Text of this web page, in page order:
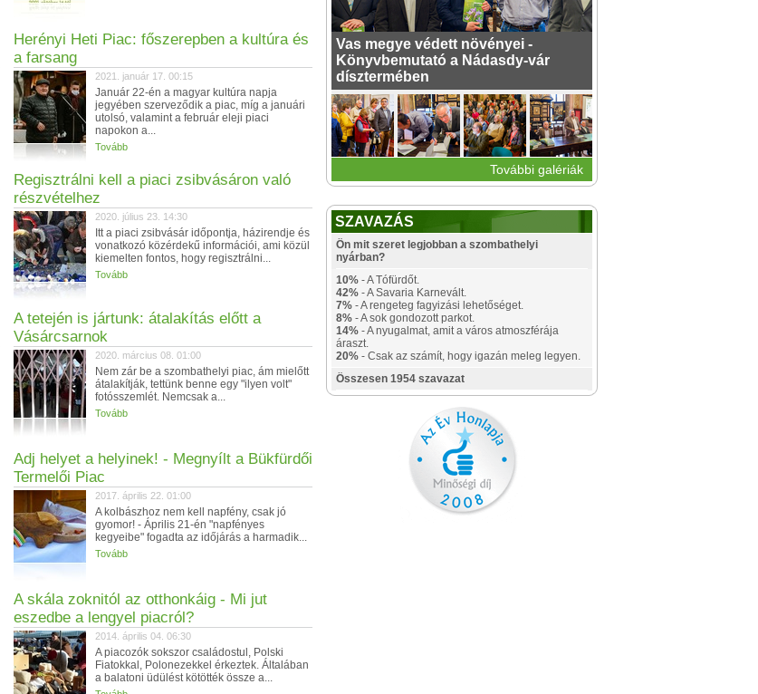
Herényi Heti Piac: főszerepben a kultúra és
a farsang
2021. január 17. 00:15
Január 22-én a magyar kultúra napja
jegyében szerveződik a piac, míg a januári
utolsó, valamint a február eleji piaci
napokon a...
Tovább
Regisztrálni kell a piaci zsibvásáron való
részvételhez
2020. július 23. 14:30
Itt a piaci zsibvásár időpontja, házirendje és
vonatkozó közérdekű információi, ami közül
kiemelten fontos, hogy regisztrálni...
Tovább
A tetején is jártunk: átalakítás előtt a
Vásárcsarnok
2020. március 08. 01:00
Nem zár be a szombathelyi piac, ám mielőtt
átalakítják, tettünk benne egy "ilyen volt"
fotósszemlét. Nemcsak a...
Tovább
Adj helyet a helyinek! - Megnyílt a Bükfürdői
Termelői Piac
2017. április 22. 01:00
A kolbászhoz nem kell napfény, csak jó
gyomor! - Április 21-én "napfényes
kegyeibe" fogadta az időjárás a harmadik...
Tovább
A skála zoknitól az otthonkáig - Mi jut
eszedbe a lengyel piacról?
2014. április 04. 06:30
A piacozók sokszor családostul, Polski
Fiatokkal, Polonezekkel érkeztek. Általában
a balatoni üdülést kötötték össze a...
Vas megye védett növényei -
Könyvbemutató a Nádasdy-vár
dísztermében
További galériák
SZAVAZÁS
Ön mit szeret legjobban a szombathelyi
nyárban?
10% - A Tófürdőt.
42% - A Savaria Karnevált.
7% - A rengeteg fagyizási lehetőséget.
8% - A sok gondozott parkot.
14% - A nyugalmat, amit a város atmoszférája
áraszt.
20% - Csak az számít, hogy igazán meleg legyen.
Összesen 1954 szavazat